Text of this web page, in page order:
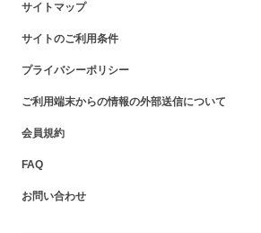
サイトマップ
サイトのご利用条件
プライバシーポリシー
ご利用端末からの情報の外部送信について
会員規約
FAQ
お問い合わせ